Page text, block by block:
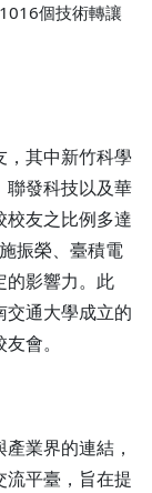
個技術轉讓
，其中新竹科學
聯發科技以及華
校友之比例多達
振榮、臺積電
的影響力。此
交通大學成立的
會。
業界的連結，
流平臺，旨在提